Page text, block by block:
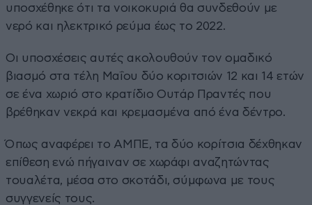
υποσχέθηκε ότι τα νοικοκυριά θα συνδεθούν με
νερό και ηλεκτρικό ρεύμα έως το 2022.
Οι υποσχέσεις αυτές ακολουθούν τον ομαδικό
βιασμό στα τέλη Μαΐου δύο κοριτσιών 12 και 14 ετών
σε ένα χωριό στο κρατίδιο Ουτάρ Πραντές που
βρέθηκαν νεκρά και κρεμασμένα από ένα δέντρο.
Όπως αναφέρει το ΑΜΠΕ, τα δύο κορίτσια δέχθηκαν
επίθεση ενώ πήγαιναν σε χωράφι αναζητώντας
τουαλέτα, μέσα στο σκοτάδι, σύμφωνα με τους
συγγενείς τους.